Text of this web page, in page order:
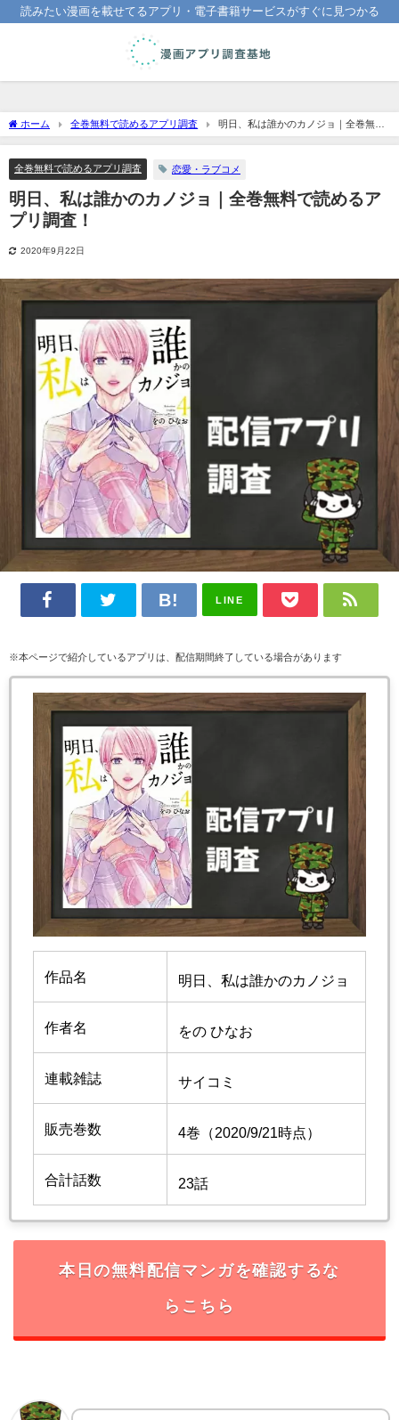
読みたい漫画を載せてるアプリ・電子書籍サービスがすぐに見つかる
ホーム 全巻無料で読めるアプリ調査
明日、私は誰かのカノジョ｜全巻無料
で読めるアプリ調査！
全巻無料で読めるアプリ調査 恋愛・ラブコメ
明日、私は誰かのカノジョ｜全巻無料で読めるア
プリ調査！
2020年9月22日
LINE
※本ページで紹介しているアプリは、配信期間終了している場合があります
作品名 明日、私は誰かのカノジョ
作者名 をの ひなお
連載雑誌 サイコミ
販売巻数 4巻（2020/9/21時点）
合計話数 23話
本日の無料配信マンガを確認するな
らこちら